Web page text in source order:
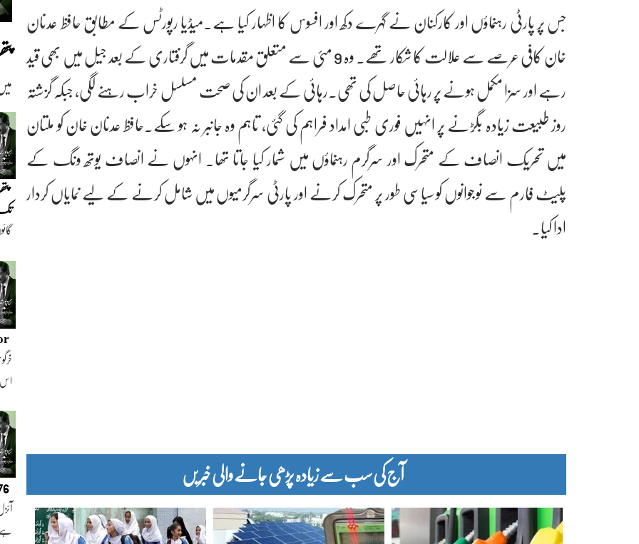
جس پر پارٹی رہنماؤں اور کارکنان نے گہرے دکھ اور افسوس کا اظہار کیا ہے۔میڈیا رپورٹس کے مطابق حافظ عدنان
خان کافی عرصے سے علالت کا شکار تھے۔ وہ 9 مئی سے متعلق مقدمات میں گرفتاری کے بعد جیل میں بھی قید
رہے اور سزا مکمل ہونے پر رہائی حاصل کی تھی۔رہائی کے بعد ان کی صحت مسلسل خراب رہنے لگی، جبکہ گزشتہ
روز طبیعت زیادہ بگڑنے پر انہیں فوری طبی امداد فراہم کی گئی، تاہم وہ جانبر نہ ہو سکے۔حافظ عدنان خان کو ملتان
میں تحریک انصاف کے متحرک اور سرگرم رہنماؤں میں شمار کیا جاتا تھا۔ انہوں نے انصاف یوتھ ونگ کے
پلیٹ فارم سے نوجوانوں کو سیاسی طور پر متحرک کرنے اور پارٹی سرگرمیوں میں شامل کرنے کے لیے نمایاں کردار
ادا کیا۔
آج کی سب سے زیادہ پڑھی جانے والی خبریں